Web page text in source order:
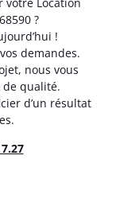
votre Location
?
!
demandes.
nous vous
de qualité.
d’un résultat